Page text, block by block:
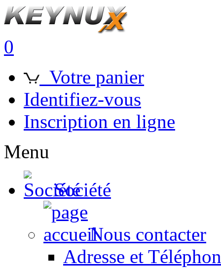
0
Votre panier
Identifiez-vous
Inscription en ligne
Menu
Société
Nous contacter
Adresse et